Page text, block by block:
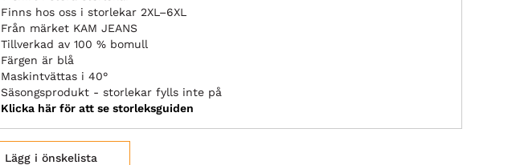
Finns hos oss i storlekar 2XL–6XL
Från märket KAM JEANS
Tillverkad av 100 % bomull
Färgen är blå
Maskintvättas i 40°
Säsongsprodukt - storlekar fylls inte på
Klicka här för att se storleksguiden
Lägg i önskelista